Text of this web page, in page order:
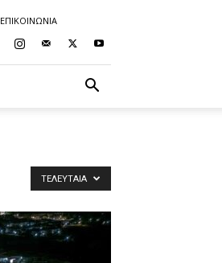
ΕΠΙΚΟΙΝΩΝΙΑ
ΤΕΛΕΥΤΑΊΑ